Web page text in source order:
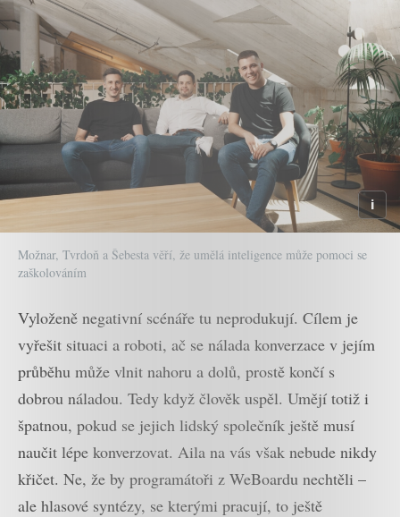
Možnar, Tvrdoň a Šebesta věří, že umělá inteligence může pomoci se
zaškolováním
Vyloženě negativní scénáře tu neprodukují. Cílem je
vyřešit situaci a roboti, ač se nálada konverzace v jejím
průběhu může vlnit nahoru a dolů, prostě končí s
dobrou náladou. Tedy když člověk uspěl. Umějí totiž i
špatnou, pokud se jejich lidský společník ještě musí
naučit lépe konverzovat. Aila na vás však nebude nikdy
křičet. Ne, že by programátoři z WeBoardu nechtěli –
ale hlasové syntézy, se kterými pracují, to ještě